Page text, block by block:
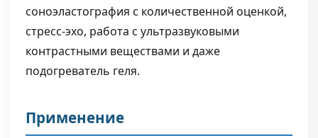
соноэластография с количественной оценкой,
стресс-эхо, работа с ультразвуковыми
контрастными веществами и даже
подогреватель геля.
Применение